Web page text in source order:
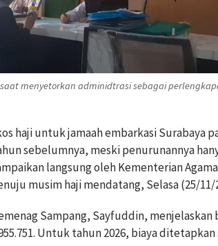
menyetorkan adminidtrasi sebagai
haji untuk jamaah embarkasi Surabaya
sebelumnya, meski penurunannya
langsung oleh Kementerian
musim haji mendatang, Selasa (25/11/
Sampang, Sayfuddin, menjelaskan
Untuk tahun 2026, biaya ditetapkan